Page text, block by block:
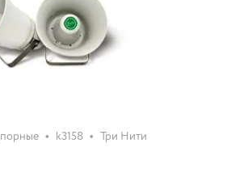
• k3158 • Три Нити